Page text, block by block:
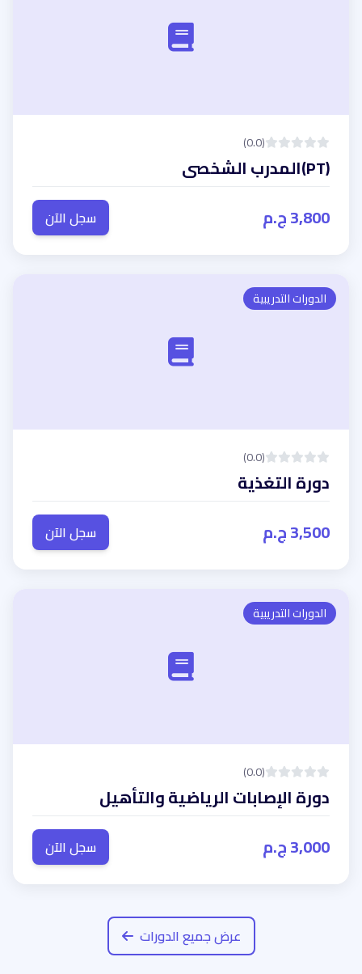
(0.0)
(PT)المدرب الشخصى
3,800 ج.م
سجل الآن
الدورات التدريبية
(0.0)
دورة التغذية
3,500 ج.م
سجل الآن
الدورات التدريبية
(0.0)
دورة الإصابات الرياضية والتأهيل
3,000 ج.م
سجل الآن
عرض جميع الدورات